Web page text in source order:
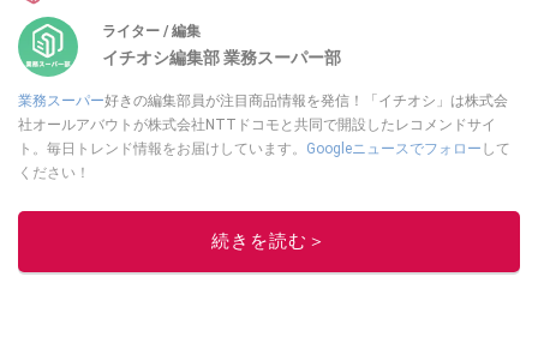
ライター / 編集
イチオシ編集部 業務スーパー部
業務スーパー好きの編集部員が注目商品情報を発信！「イチオシ」は株式会
社オールアバウトが株式会社NTTドコモと共同で開設したレコメンドサイ
ト。毎日トレンド情報をお届けしています。 Googleニュースでフォロー して
ください！
このイチオシストの他の記事を読む
続きを読む＞